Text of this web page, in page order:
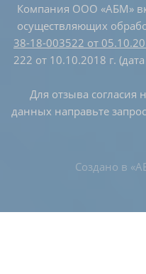
Компания ООО «АБМ»
осуществляющих
38-18-003522 от
222 от 10.10.2018 г.
Для отзыва согласия
данных направьте
Создано в